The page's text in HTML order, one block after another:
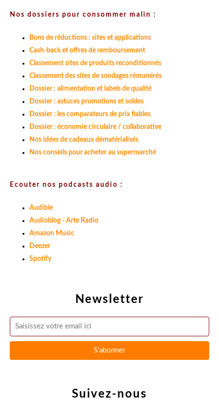
Newsletter
Suivez-nous
Nos dossiers pour consommer malin :
Bons de réductions : sites et applications
Cash-back et offres de remboursement
Classement sites de produits reconditionnés
Classement des sites de sondages rémunérés
Dossier : alimentation et labels de qualité
Dossier : astuces promotions et soldes
Dossier : les comparateurs de prix fiables
Dossier : économie circulaire / collaborative
Nos idées de cadeaux dématérialisés
Nos conseils pour acheter au supermarché
Ecouter nos podcasts audio :
Audible
Audioblog - Arte Radio
Amazon Music
Deezer
Spotify